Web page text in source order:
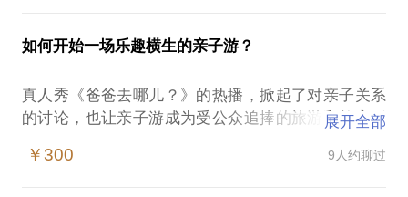
如果你的生活因为宝宝的到来被颠覆得乱七八糟，我
愿意和你聊聊育儿的这些事：
妈；
如何让你的宝宝在三个月断掉夜奶睡一整晚觉；
如何让宝宝不抱着睡；
如何开始一场乐趣横生的亲子游？
真人秀《爸爸去哪儿？》的热播，掀起了对亲子关系
的讨论，也让亲子游成为受公众追捧的旅游和教育形
为什么选择亲子游？亲子游实际上是孩子们感受社会
展开全部
￥300 9人约聊过